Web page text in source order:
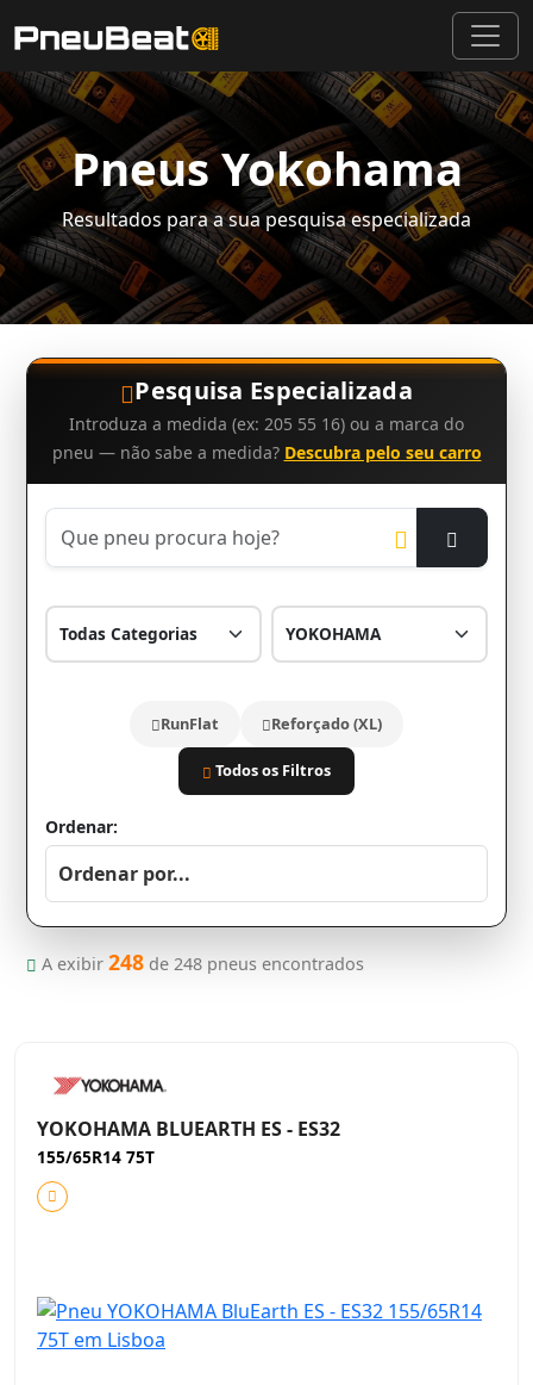
Pneus Yokohama
Resultados para a sua pesquisa especializada
Pesquisa Especializada
Introduza a medida (ex: 205 55 16) ou a marca do
pneu — não sabe a medida? Descubra pelo seu carro
RunFlat Reforçado (XL)
Todos os Filtros
Ordenar:
A exibir 248 de 248 pneus encontrados
YOKOHAMA BLUEARTH ES - ES32
155/65R14 75T